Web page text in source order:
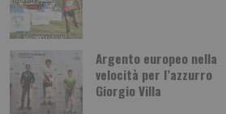
Argento europeo nella
velocità per l’azzurro
Giorgio Villa
Torino, la solita protesta: “Cairo deve
dirlo?
Anche nell’estate 2026 la contestazione
striscioni e richieste di cessione restano